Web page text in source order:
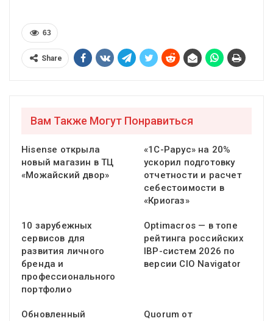
63
Share
Вам Также Могут Понравиться
Hisense открыла
новый магазин в ТЦ
«Можайский двор»
«1С-Рарус» на 20%
ускорил подготовку
отчетности и расчет
себестоимости в
«Криогаз»
10 зарубежных
сервисов для
развития личного
бренда и
профессионального
портфолио
Optimacros — в топе
рейтинга российских
IBP-систем 2026 по
версии CIO Navigator
Обновленный
Quorum от